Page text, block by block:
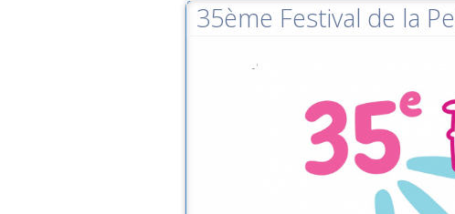
35ème Festival de la